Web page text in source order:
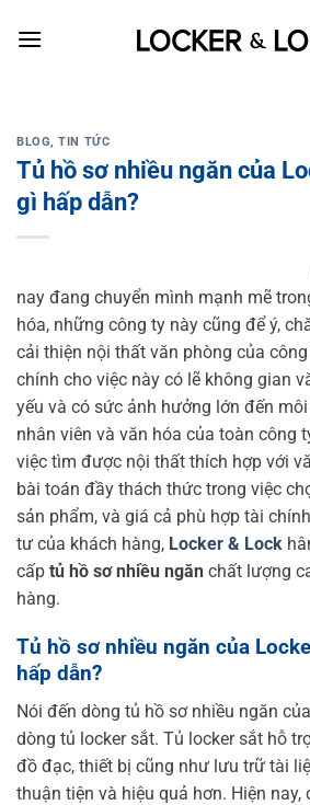
BLOG,TIN TỨC
Tủ hồ sơ nhiều ngăn của
gì hấp dẫn?
nay đang chuyển mình mạnh mẽ
hóa, những công ty này cũng để ý,
cải thiện nội thất văn phòng của
chính cho việc này có lẽ không gian
yếu và có sức ảnh hưởng lớn đến
nhân viên và văn hóa của toàn công
việc tìm được nội thất thích hợp với
bài toán đầy thách thức trong việc
sản phẩm, và giá cả phù hợp tài
tư của khách hàng, Locker & Lock
cấp tủ hồ sơ nhiều ngăn chất lượng
hàng.
Tủ hồ sơ nhiều ngăn của
hấp dẫn?
Nói đến dòng tủ hồ sơ nhiều ngăn
dòng tủ locker sắt. Tủ locker sắt hỗ
đồ đạc, thiết bị cũng như lưu trữ tài
thuận tiện và hiệu quả hơn. Hiện nay,